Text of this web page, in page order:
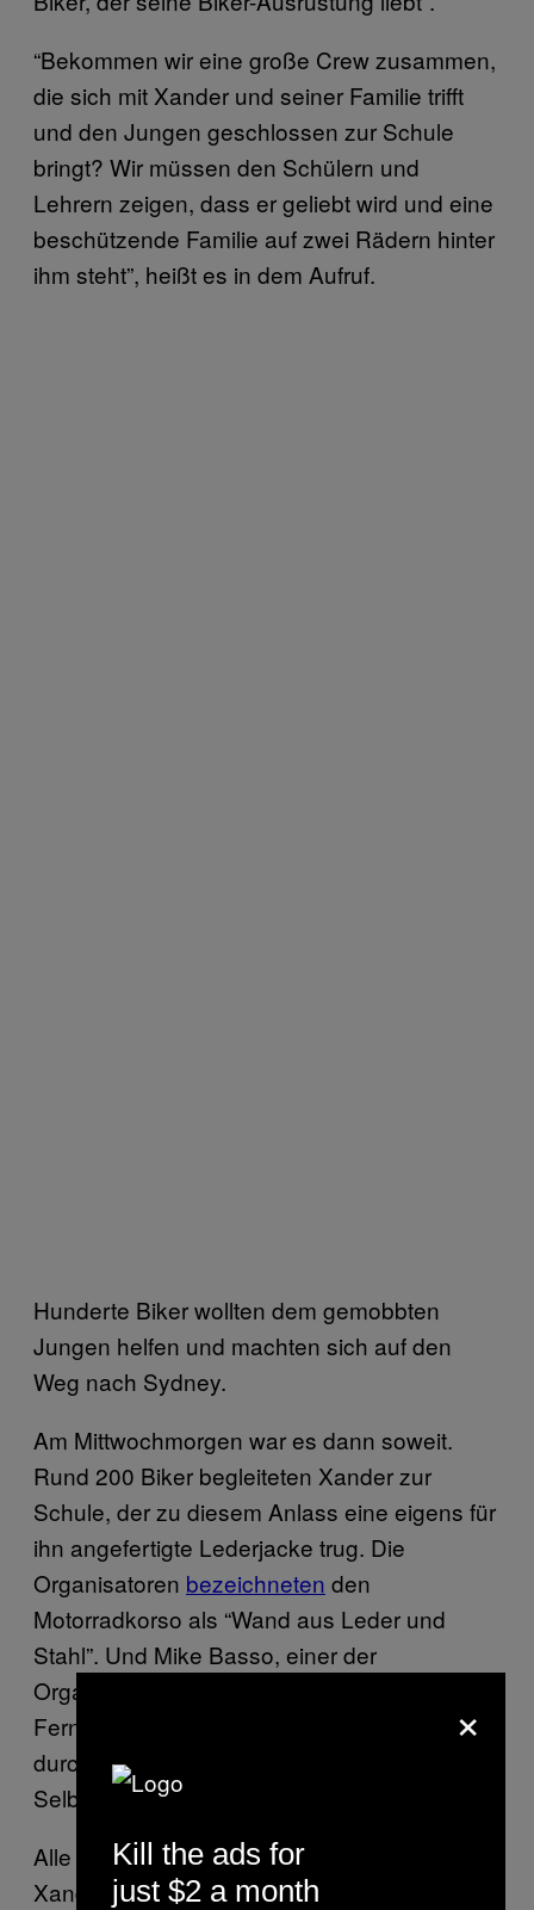
“Bekommen wir eine große Crew zusammen,
die sich mit Xander und seiner Familie trifft
und den Jungen geschlossen zur Schule
bringt? Wir müssen den Schülern und
Lehrern zeigen, dass er geliebt wird und eine
beschützende Familie auf zwei Rädern hinter
ihm steht”, heißt es in dem Aufruf.
Hunderte Biker wollten dem gemobbten
Jungen helfen und machten sich auf den
Weg nach Sydney.
Am Mittwochmorgen war es dann soweit.
Rund 200 Biker begleiteten Xander zur
Schule, der zu diesem Anlass eine eigens für
ihn angefertigte Lederjacke trug. Die
Organisatoren bezeichneten den
Motorradkorso als “Wand aus Leder und
Stahl”. Und Mike Basso, einer der
Organisatoren, sagte gegenüber dem
Fernsehsender CBC: “Hoffentlich hat Xander
durch unsere Unterstützung jetzt mehr
Selbstvertrauen.”
Alle Biker, die bei der Fahrt mitmachten, seien
Xanders Brüder und Schwestern, so Basso.
×
Kill the ads for
just $2 a month